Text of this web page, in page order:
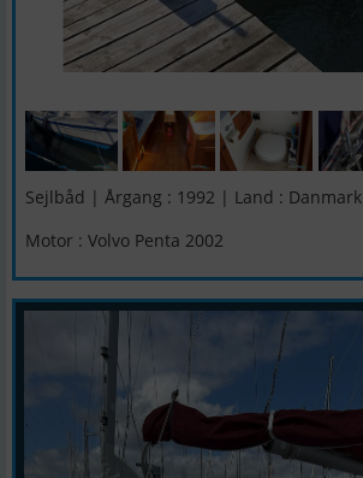
Sejlbåd | Årgang : 1992 | Land : Danmark
Motor : Volvo Penta 2002